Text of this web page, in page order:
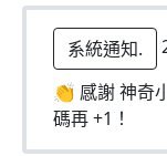
系統通知.
👏 感謝 神奇
碼再 +1！